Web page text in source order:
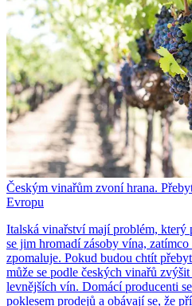
Českým vinařům zvoní hrana.
Evropu
Italská vinařství mají problém, který
se jim hromadí zásoby vína, zatímco
zpomaluje. Pokud budou chtít
může se podle českých vinařů
levnějších vín. Domácí producenti
poklesem prodejů a obávají se, že